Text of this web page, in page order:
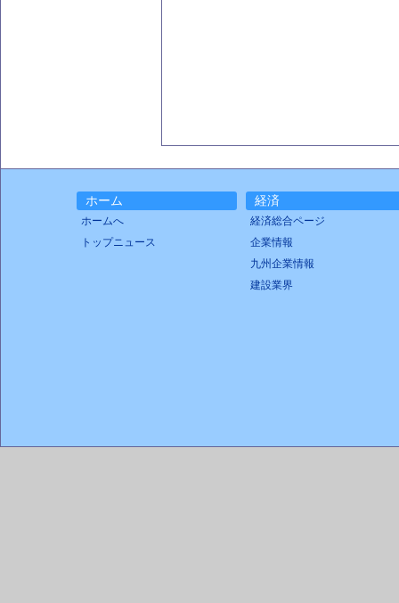
ホーム
ホームへ
トップニュース
経済
経済総合ページ
企業情報
九州企業情報
建設業界